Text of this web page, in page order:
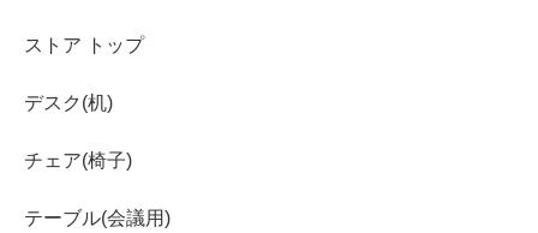
ストア トップ
デスク(机)
チェア(椅子)
テーブル(会議用)